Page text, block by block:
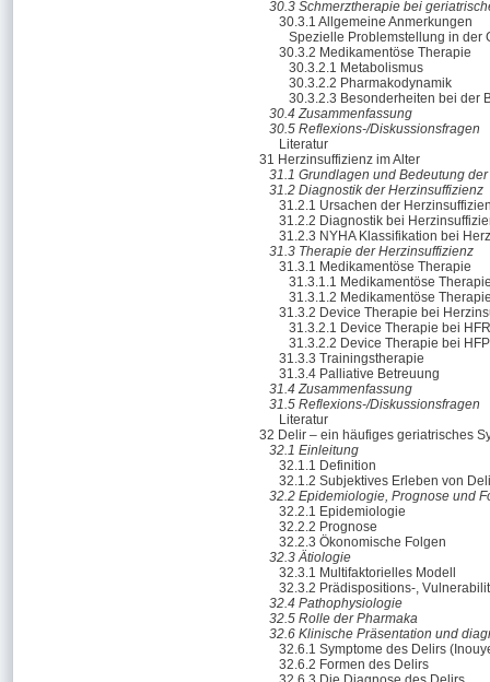
30.3 Schmerztherapie bei
30.3.1 Allgemeine Anmerkungen
Spezielle Problemstellung in der
30.3.2 Medikamentöse Therapie
30.3.2.1 Metabolismus
30.3.2.2 Pharmakodynamik
30.3.2.3 Besonderheiten bei der
30.4 Zusammenfassung
30.5 Reflexions-/Diskussionsfragen
Literatur
31 Herzinsuffizienz im Alter
31.1 Grundlagen und Bedeutung
31.2 Diagnostik der Herzinsuffizienz
31.2.1 Ursachen der
31.2.2 Diagnostik bei
31.2.3 NYHA Klassifikation bei
31.3 Therapie der Herzinsuffizienz
31.3.1 Medikamentöse Therapie
31.3.1.1 Medikamentöse
31.3.1.2 Medikamentöse
31.3.2 Device Therapie bei
31.3.2.1 Device Therapie bei
31.3.2.2 Device Therapie bei
31.3.3 Trainingstherapie
31.3.4 Palliative Betreuung
31.4 Zusammenfassung
31.5 Reflexions-/Diskussionsfragen
Literatur
32 Delir – ein häufiges geriatrisches
32.1 Einleitung
32.1.1 Definition
32.1.2 Subjektives Erleben von
32.2 Epidemiologie, Prognose und
32.2.1 Epidemiologie
32.2.2 Prognose
32.2.3 Ökonomische Folgen
32.3 Ätiologie
32.3.1 Multifaktorielles Modell
32.3.2 Prädispositions-,
32.4 Pathophysiologie
32.5 Rolle der Pharmaka
32.6 Klinische Präsentation und
32.6.1 Symptome des Delirs
32.6.2 Formen des Delirs